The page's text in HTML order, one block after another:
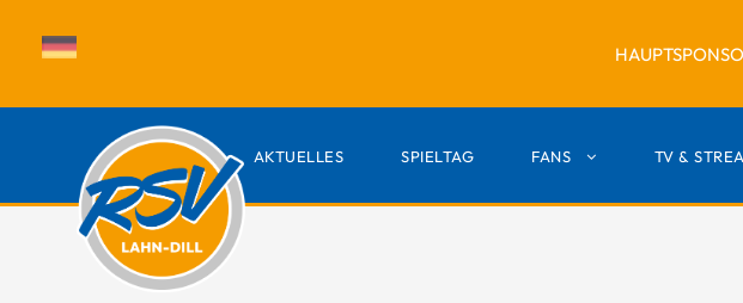
AKTUELLES SPIELTAG FANS TV &